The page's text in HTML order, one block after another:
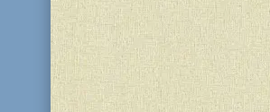
Днепродзержинской
общине. Помимо 4 бокалов
несчетного количества мацы,
зелени, соленой воды и
Гилеля, вас ждет вкусная еда,